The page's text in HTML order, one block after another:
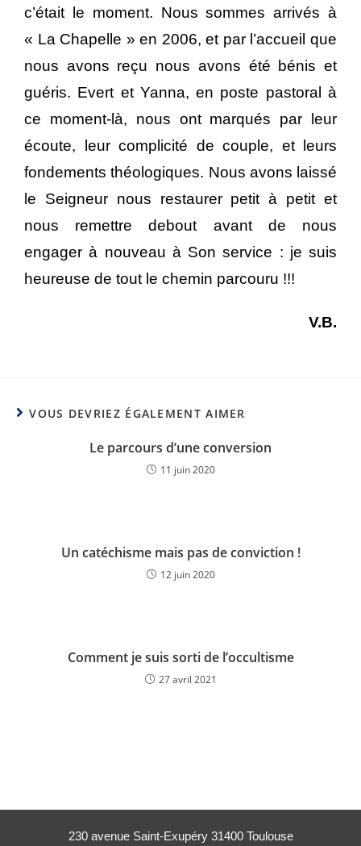
c’était le moment. Nous sommes arrivés à
« La Chapelle » en 2006, et par l’accueil que
nous avons reçu nous avons été bénis et
guéris. Evert et Yanna, en poste pastoral à
ce moment-là, nous ont marqués par leur
écoute, leur complicité de couple, et leurs
fondements théologiques. Nous avons laissé
le Seigneur nous restaurer petit à petit et
nous remettre debout avant de nous
engager à nouveau à Son service : je suis
heureuse de tout le chemin parcouru !!!
V.B.
VOUS DEVRIEZ ÉGALEMENT AIMER
Le parcours d’une conversion
11 juin 2020
Un catéchisme mais pas de conviction !
12 juin 2020
Comment je suis sorti de l’occultisme
27 avril 2021
230 avenue Saint-Exupéry 31400 Toulouse